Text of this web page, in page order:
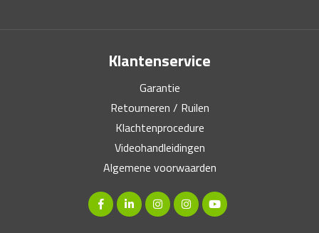
Klantenservice
Garantie
Retourneren / Ruilen
Klachtenprocedure
Videohandleidingen
Algemene voorwaarden